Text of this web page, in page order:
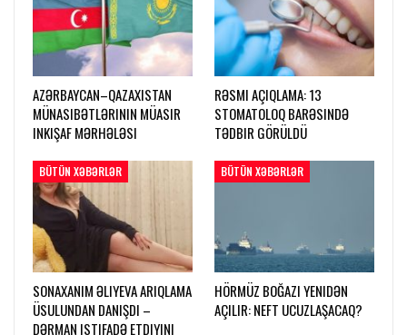
AZƏRBAYCAN–QAZAXISTAN
MÜNASIBƏTLƏRININ MÜASIR
INKIŞAF MƏRHƏLƏSI
RƏSMI AÇIQLAMA: 13
STOMATOLOQ BARƏSINDƏ
TƏDBIR GÖRÜLDÜ
BÜTÜN XƏBƏRLƏR
SONAXANIM ƏLIYEVA ARIQLAMA
ÜSULUNDAN DANIŞDI –
DƏRMAN ISTIFADƏ ETDIYINI
BÜTÜN XƏBƏRLƏR
HÖRMÜZ BOĞAZI YENIDƏN
AÇILIR: NEFT UCUZLAŞACAQ?